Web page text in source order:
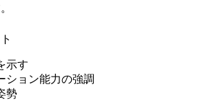
示す
ション能力の強調
勢